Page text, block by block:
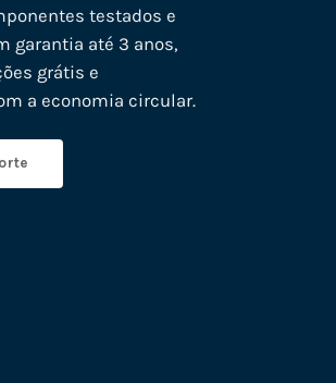
testados e
garantia até 3 anos,
grátis e
a economia circular.